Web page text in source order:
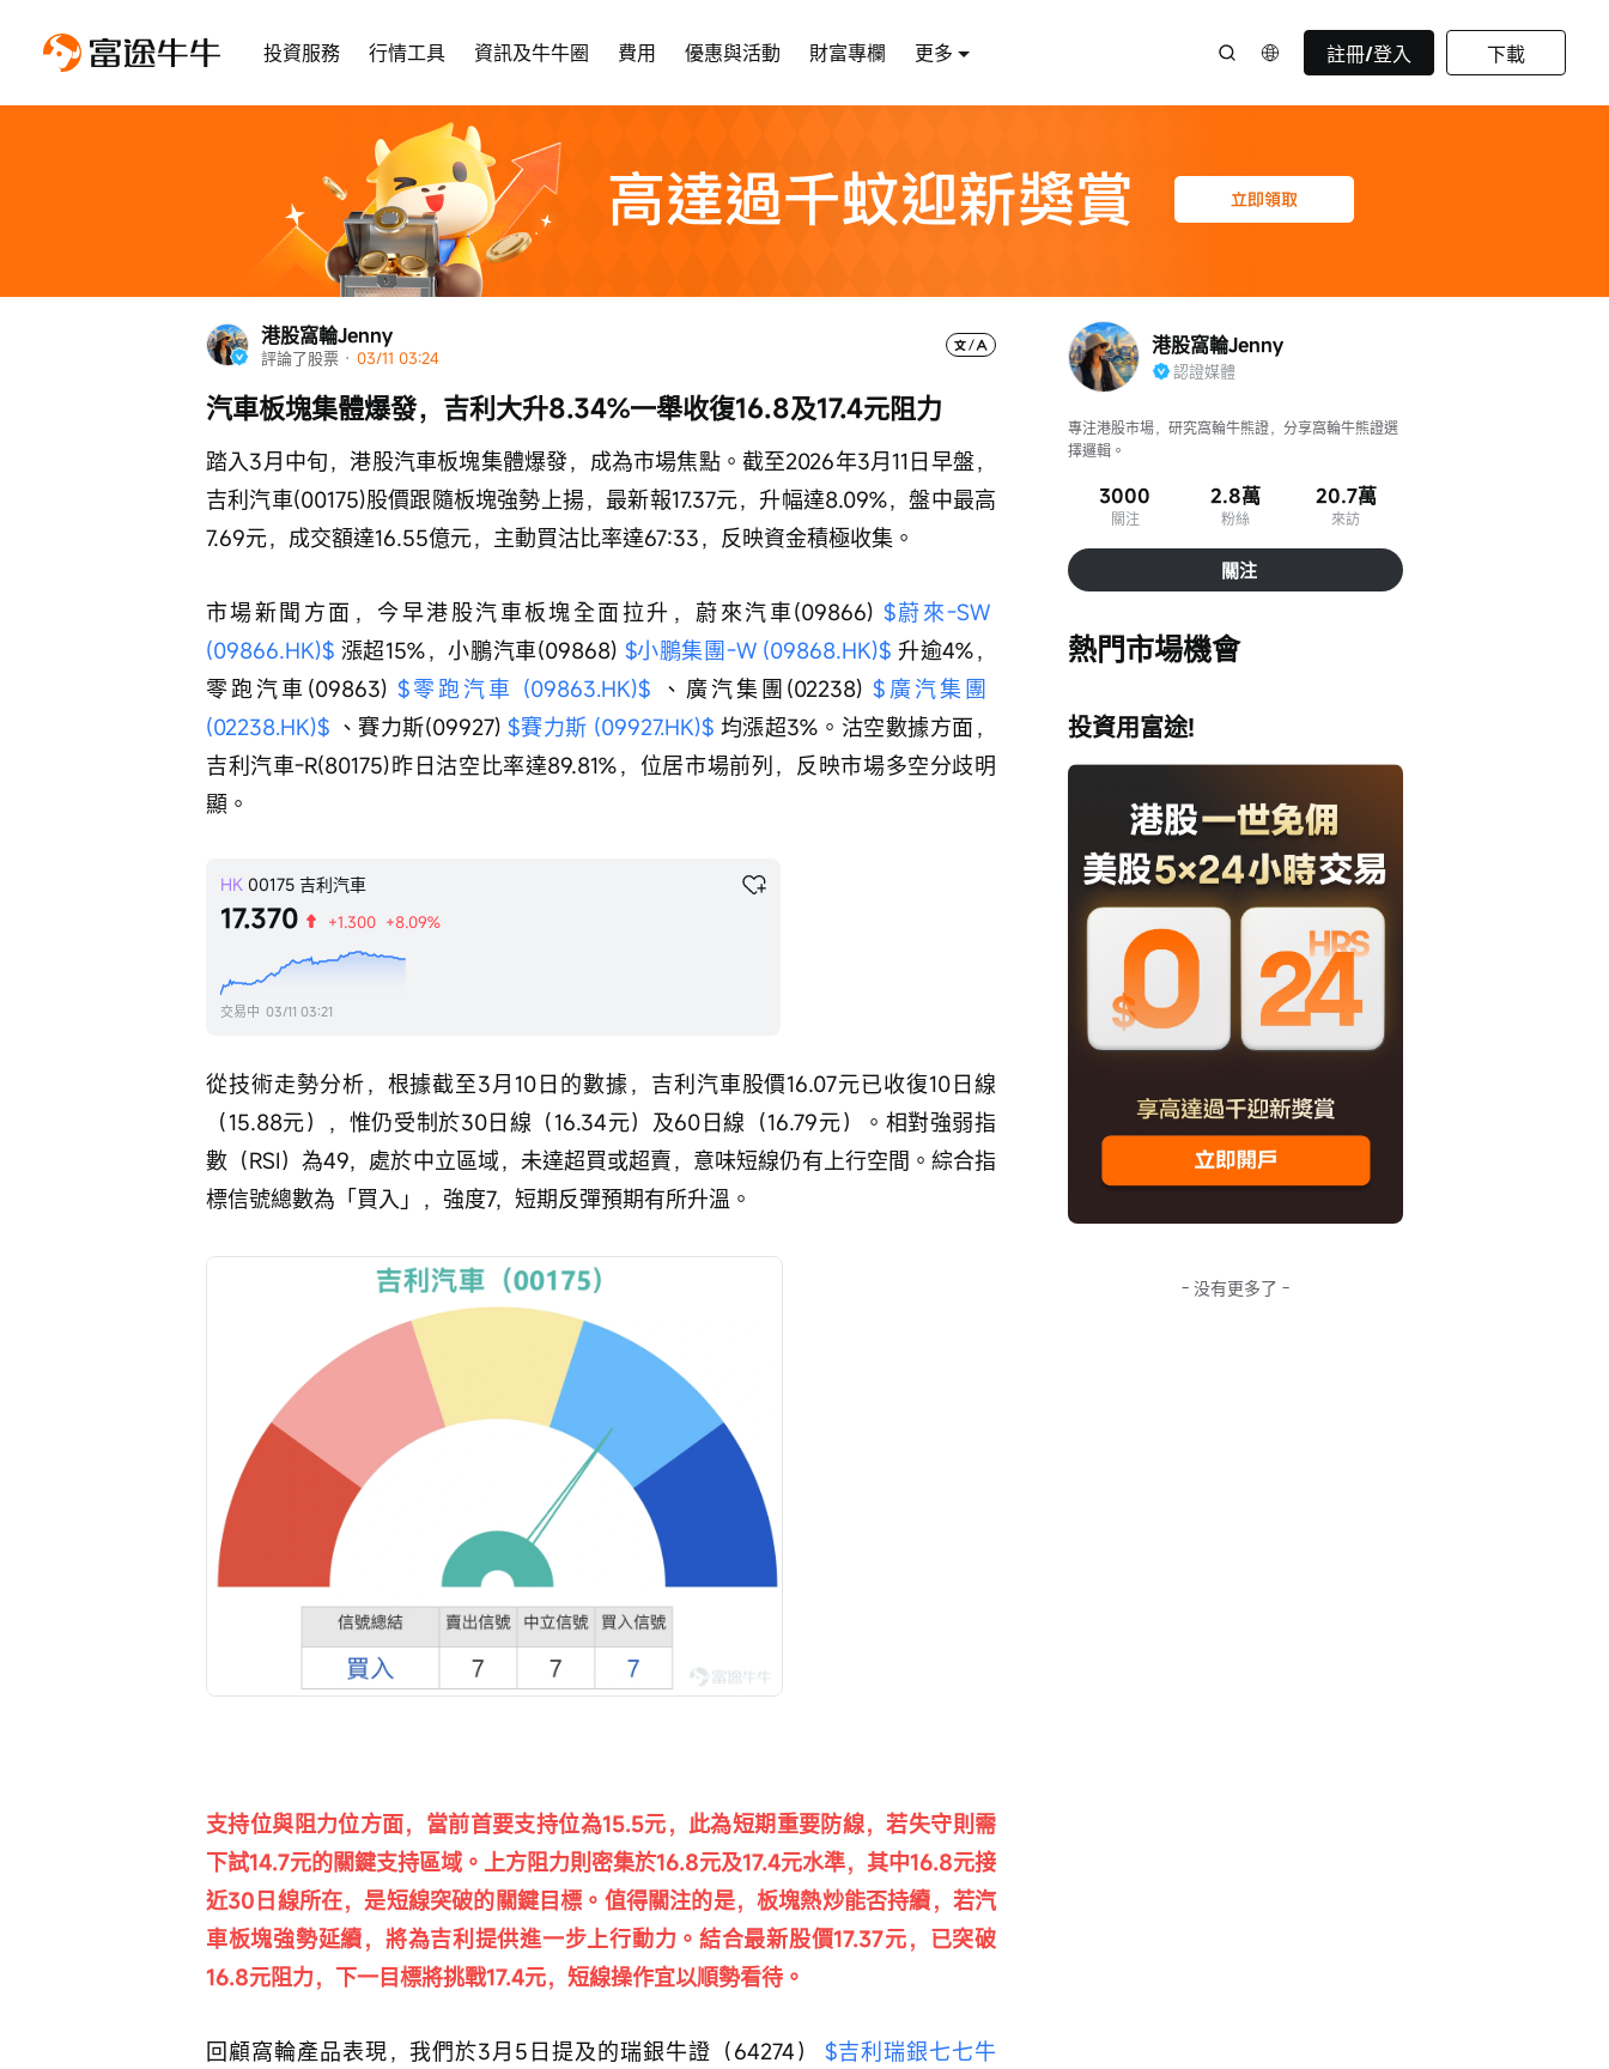
投資服務 行情工具 資訊及牛牛圈 費用 優惠與活動 財富專欄 更多 註冊/登入 下載
港股窩輪Jenny
評論了股票 · 03/11 03:24
汽車板塊集體爆發，吉利大升8.34%一舉收復16.8及17.4元阻力
踏入3月中旬，港股汽車板塊集體爆發，成為市場焦點。截至2026年3月11日早盤，
吉利汽車(00175)股價跟隨板塊強勢上揚，最新報17.37元，升幅達8.09%，盤中最高
7.69元，成交額達16.55億元，主動買沽比率達67:33，反映資金積極收集。
市場新聞方面，今早港股汽車板塊全面拉升，蔚來汽車(09866) $蔚來-SW
(09866.HK)$ 漲超15%，小鵬汽車(09868) $小鵬集團-W (09868.HK)$ 升逾4%，
零跑汽車(09863) $零跑汽車 (09863.HK)$ 、廣汽集團(02238) $廣汽集團
(02238.HK)$ 、賽力斯(09927) $賽力斯 (09927.HK)$ 均漲超3%。沽空數據方面，
吉利汽車-R(80175)昨日沽空比率達89.81%，位居市場前列，反映市場多空分歧明
顯。
HK 00175 吉利汽車
17.370 +1.300 +8.09%
交易中 03/11 03:21
從技術走勢分析，根據截至3月10日的數據，吉利汽車股價16.07元已收復10日線
（15.88元），惟仍受制於30日線（16.34元）及60日線（16.79元）。相對強弱指
數（RSI）為49，處於中立區域，未達超買或超賣，意味短線仍有上行空間。綜合指
標信號總數為「買入」，強度7，短期反彈預期有所升溫。
支持位與阻力位方面，當前首要支持位為15.5元，此為短期重要防線，若失守則需
下試14.7元的關鍵支持區域。上方阻力則密集於16.8元及17.4元水準，其中16.8元接
近30日線所在，是短線突破的關鍵目標。值得關注的是，板塊熱炒能否持續，若汽
車板塊強勢延續，將為吉利提供進一步上行動力。結合最新股價17.37元，已突破
16.8元阻力，下一目標將挑戰17.4元，短線操作宜以順勢看待。
回顧窩輪產品表現，我們於3月5日提及的瑞銀牛證（64274） $吉利瑞銀七七牛
港股窩輪Jenny
認證媒體
專注港股市場，研究窩輪牛熊證，分享窩輪牛熊證選
擇邏輯。
3000
關注
2.8萬
粉絲
20.7萬
來訪
關注
熱門市場機會
投資用富途!
- 没有更多了 -